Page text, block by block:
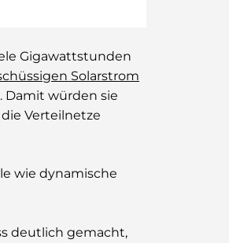
Gigawattstunden
Solarstrom
Damit würden sie
Verteilnetze
wie dynamische
deutlich gemacht,